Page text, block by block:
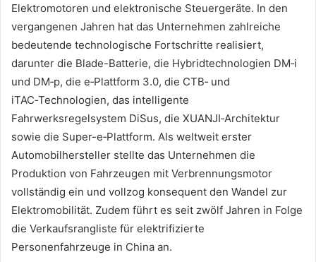
Elektromotoren und elektronische Steuergeräte. In den
vergangenen Jahren hat das Unternehmen zahlreiche
bedeutende technologische Fortschritte realisiert,
darunter die Blade-Batterie, die Hybridtechnologien DM‑i
und DM‑p, die e‑Plattform 3.0, die CTB‑ und
iTAC‑Technologien, das intelligente
Fahrwerksregelsystem DiSus, die XUANJI‑Architektur
sowie die Super-e‑Plattform. Als weltweit erster
Automobilhersteller stellte das Unternehmen die
Produktion von Fahrzeugen mit Verbrennungsmotor
vollständig ein und vollzog konsequent den Wandel zur
Elektromobilität. Zudem führt es seit zwölf Jahren in Folge
die Verkaufsrangliste für elektrifizierte
Personenfahrzeuge in China an.